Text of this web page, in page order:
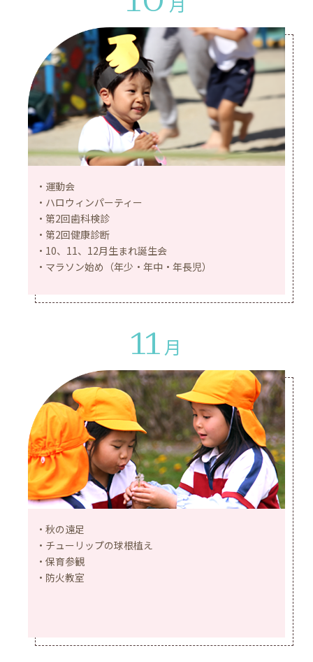
運動会
ハロウィンパーティー
第2回歯科検診
第2回健康診断
10、11、12月生まれ誕生会
マラソン始め（年少・年中・年長児）
11 月
秋の遠足
チューリップの球根植え
保育参観
防火教室